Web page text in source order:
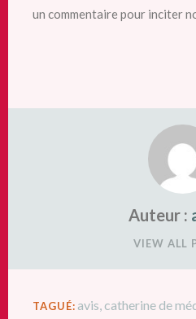
un commentaire pour inciter
Auteur :
VIEW ALL
TAGUÉ: avis,catherine de